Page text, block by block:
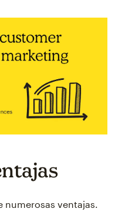
numerosas ventajas.